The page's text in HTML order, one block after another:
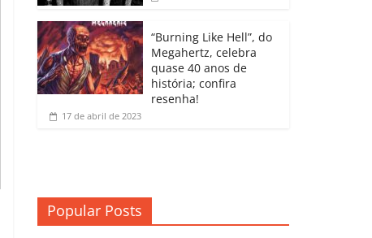
m
“Burning Like Hell”, do
Megahertz, celebra
quase 40 anos de
história; confira
resenha!
17 de abril de 2023
Popular Posts